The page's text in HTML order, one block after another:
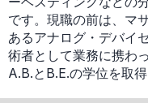
です。現職の前は、マ
あるアナログ・デバイ
術者として業務に携わ
A.B.とB.E.の学位を取得